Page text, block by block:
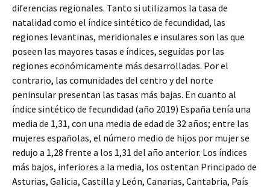
diferencias regionales. Tanto si utilizamos la tasa de
natalidad como el índice sintético de fecundidad, las
regiones levantinas, meridionales e insulares son las que
poseen las mayores tasas e índices, seguidas por las
regiones económicamente más desarrolladas. Por el
contrario, las comunidades del centro y del norte
peninsular presentan las tasas más bajas. En cuanto al
índice sintético de fecundidad (año 2019) España tenía una
media de 1,31, con una media de edad de 32 años; entre las
mujeres españolas, el número medio de hijos por mujer se
redujo a 1,28 frente a los 1,31 del año anterior. Los índices
más bajos, inferiores a la media, los ostentan Principado de
Asturias, Galicia, Castilla y León, Canarias, Cantabria, País